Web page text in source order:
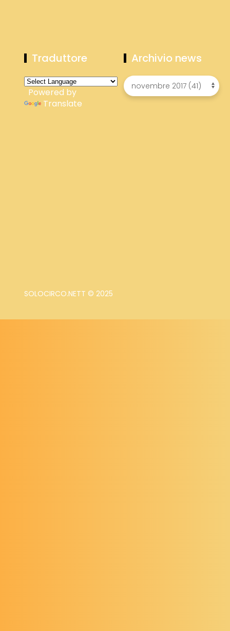
Traduttore
Powered by
Translate
Archivio news
SOLOCIRCO.NETT © 2025